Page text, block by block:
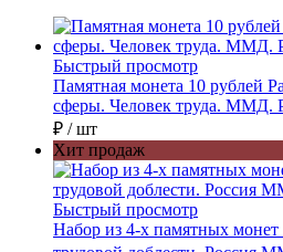
Быстрый просмотр
Памятная монета 10 рублей
сферы. Человек труда. ММД.
₽ / шт
Хит продаж
Быстрый просмотр
Набор из 4-х памятных монет